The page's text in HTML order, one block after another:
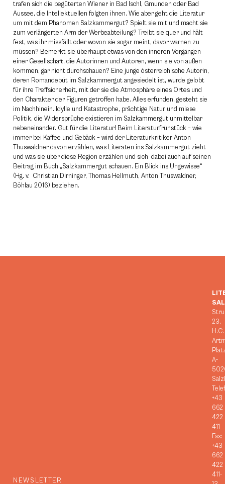
trafen sich die begüterten Wiener in Bad Ischl, Gmunden oder Bad
Aussee, die Intellektuellen folgten ihnen. Wie aber geht die Literatur
um mit dem Phänomen Salzkammergut? Spielt sie mit und macht sie
zum verlängerten Arm der Werbeabteilung? Treibt sie quer und hält
fest, was ihr missfällt oder wovon sie sogar meint, davor warnen zu
müssen? Bemerkt sie überhaupt etwas von den inneren Vorgängen
einer Gesellschaft, die Autorinnen und Autoren, wenn sie von außen
kommen, gar nicht durchschauen? Eine junge österreichische Autorin,
deren Romandebüt im Salzkammergut angesiedelt ist, wurde gelobt
für ihre Treffsicherheit, mit der sie die Atmosphäre eines Ortes und
den Charakter der Figuren getroffen habe. Alles erfunden, gesteht sie
im Nachhinein. Idylle und Katastrophe, prächtige Natur und miese
Politik, die Widersprüche existieren im Salzkammergut unmittelbar
nebeneinander. Gut für die Literatur! Beim Literaturfrühstück – wie
immer bei Kaffee und Gebäck – wird der Literaturkritiker Anton
Thuswaldner davon erzählen, was Literaten ins Salzkammergut zieht
und was sie über diese Region erzählen und sich dabei auch auf seinen
Beitrag im Buch „Salzkammergut schauen. Ein Blick ins Ungewisse“
(Hg. v. Christian Dirninger, Thomas Hellmuth, Anton Thuswaldner,
Böhlau 2016) beziehen.
NEWSLETTER
23,
H.C.
A-
+43
662
422
411
Fax:
+43
662
422
411-